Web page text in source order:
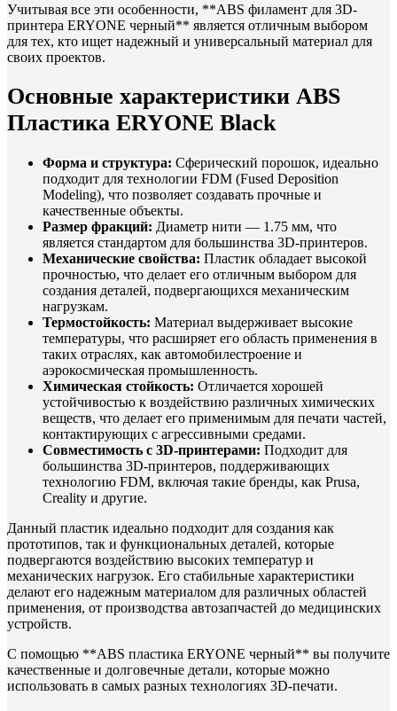
Учитывая все эти особенности, **ABS филамент для 3D-
принтера ERYONE черный** является отличным выбором
для тех, кто ищет надежный и универсальный материал для
своих проектов.
Основные характеристики ABS
Пластика ERYONE Black
Форма и структура: Сферический порошок, идеально
подходит для технологии FDM (Fused Deposition
Modeling), что позволяет создавать прочные и
качественные объекты.
Размер фракций: Диаметр нити — 1.75 мм, что
является стандартом для большинства 3D-принтеров.
Механические свойства: Пластик обладает высокой
прочностью, что делает его отличным выбором для
создания деталей, подвергающихся механическим
нагрузкам.
Термостойкость: Материал выдерживает высокие
температуры, что расширяет его область применения в
таких отраслях, как автомобилестроение и
аэрокосмическая промышленность.
Химическая стойкость: Отличается хорошей
устойчивостью к воздействию различных химических
веществ, что делает его применимым для печати частей,
контактирующих с агрессивными средами.
Совместимость с 3D-принтерами: Подходит для
большинства 3D-принтеров, поддерживающих
технологию FDM, включая такие бренды, как Prusa,
Creality и другие.
Данный пластик идеально подходит для создания как
прототипов, так и функциональных деталей, которые
подвергаются воздействию высоких температур и
механических нагрузок. Его стабильные характеристики
делают его надежным материалом для различных областей
применения, от производства автозапчастей до медицинских
устройств.
С помощью **ABS пластика ERYONE черный** вы получите
качественные и долговечные детали, которые можно
использовать в самых разных технологиях 3D-печати.